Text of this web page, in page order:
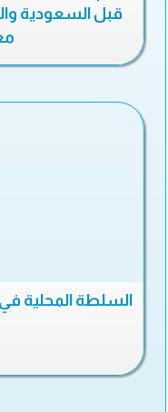
قبل السعودية
السلطة المحلية